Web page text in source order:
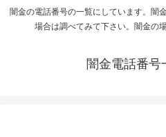
闇金の電話番号の一覧にしています。闇
場合は調べてみて下さい。闇金の
闇金電話番号